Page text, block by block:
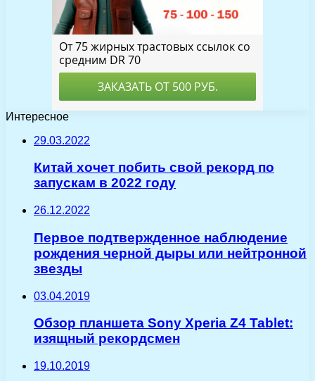
Интересное
29.03.2022
Китай хочет побить свой рекорд по
запускам в 2022 году
26.12.2022
Первое подтвержденное наблюдение
рождения черной дыры или нейтронной
звезды
03.04.2019
Обзор планшета Sony Xperia Z4 Tablet:
изящный рекордсмен
19.10.2019